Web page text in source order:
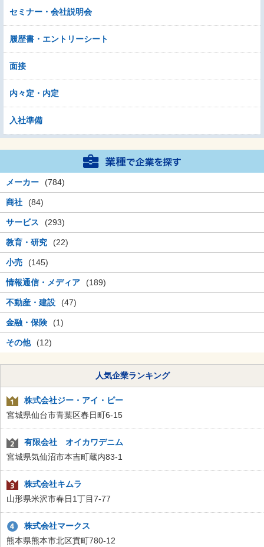
セミナー・会社説明会
履歴書・エントリーシート
面接
内々定・内定
入社準備
メーカー (784)
商社 (84)
サービス (293)
教育・研究 (22)
小売 (145)
情報通信・メディア (189)
不動産・建設 (47)
金融・保険 (1)
その他 (12)
人気企業ランキング
株式会社ジー・アイ・ピー
宮城県仙台市青葉区春日町6-15
有限会社 オイカワデニム
宮城県気仙沼市本吉町蔵内83-1
株式会社キムラ
山形県米沢市春日1丁目7-77
株式会社マークス
熊本県熊本市北区貢町780-12